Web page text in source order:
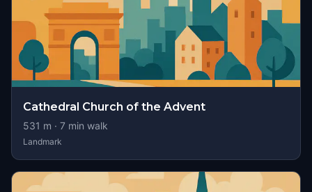
Cathedral Church of the Advent
531 m · 7 min walk
Landmark